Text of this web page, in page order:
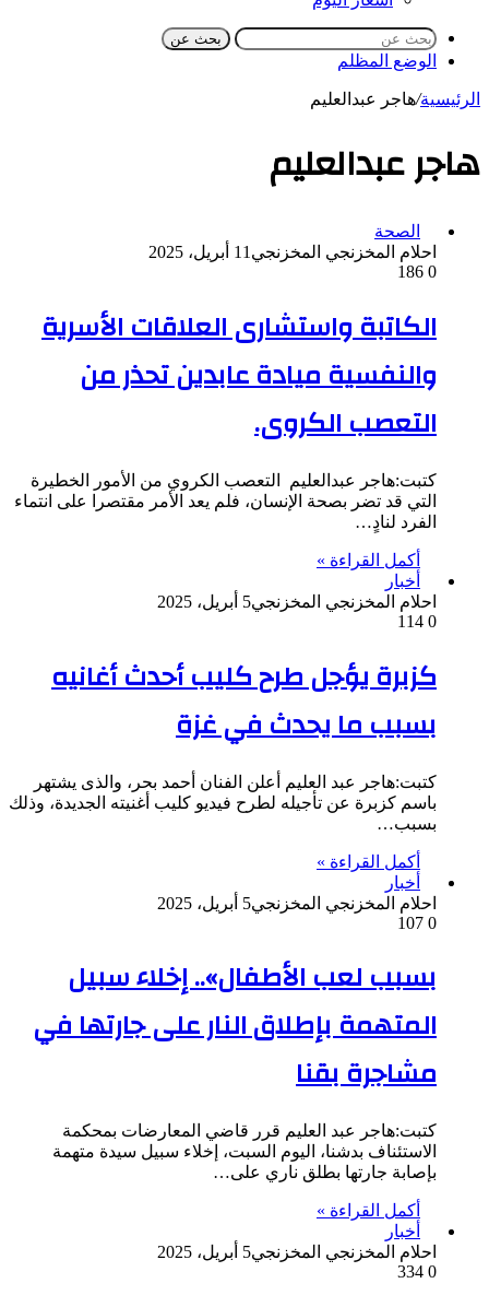
بحث عن
الوضع المظلم
الرئيسية/هاجر عبدالعليم
هاجر عبدالعليم
الصحة
احلام المخزنجي المخزنجي 11 أبريل، 2025
0
الكاتبة واستشارى العلاقات الأسرية
والنفسية ميادة عابدين تحذر من
التعصب الكروى.
كتبت:هاجر عبدالعليم التعصب الكروي من الأمور الخطيرة
التي قد تضر بصحة الإنسان، فلم يعد الأمر مقتصرا على انتماء
الفرد لنادٍ…
أكمل القراءة »
أخبار
احلام المخزنجي المخزنجي5 أبريل، 2025
0
كزبرة يؤجل طرح كليب أحدث أغانيه
بسبب ما يحدث في غزة
كتبت:هاجر عبد العليم أعلن الفنان أحمد بحر، والذى يشتهر
باسم كزبرة عن تأجيله لطرح فيديو كليب أغنيته الجديدة، وذلك
بسبب…
أكمل القراءة »
أخبار
احلام المخزنجي المخزنجي5 أبريل، 2025
0
بسبب لعب الأطفال».. إخلاء سبيل
المتهمة بإطلاق النار على جارتها في
مشاجرة بقنا
كتبت:هاجر عبد العليم قرر قاضي المعارضات بمحكمة
الاستئناف بدشنا، اليوم السبت، إخلاء سبيل سيدة متهمة
بإصابة جارتها بطلق ناري على…
أكمل القراءة »
أخبار
احلام المخزنجي المخزنجي5 أبريل، 2025
0